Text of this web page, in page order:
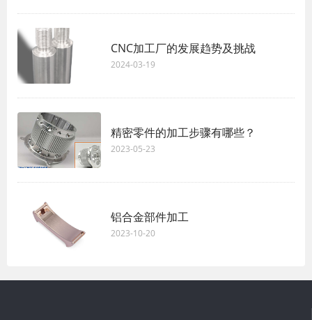
CNC加工厂的发展趋势及挑战
2024-03-19
精密零件的加工步骤有哪些？
2023-05-23
铝合金部件加工
2023-10-20